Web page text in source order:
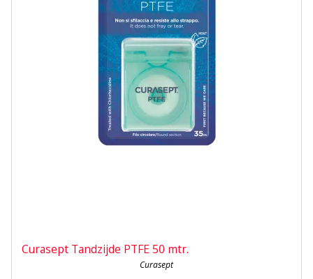
Curasept Tandzijde PTFE 50 mtr.
Curasept